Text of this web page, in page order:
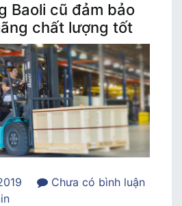
Baoli cũ đảm bảo
chất lượng tốt
Chưa có bình luận